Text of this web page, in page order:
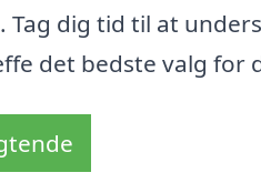
dig tid til at
det bedste valg for